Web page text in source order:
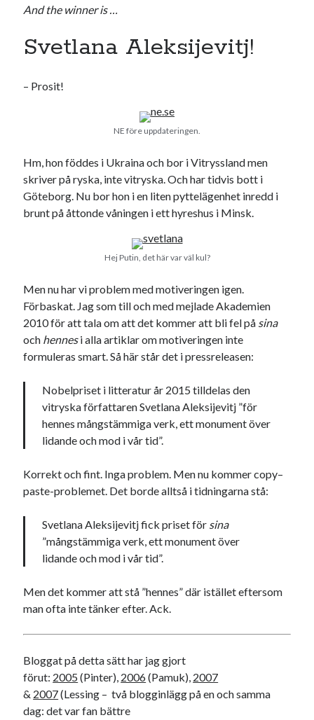
Dessa har något helt annat gemensamt
Fula biblioteksböcker
Bokstävlar & AI – mitt levebröd. Gå en kurs!
Godisbrödet från himlen
Köttfärslimpan på allas läppar
Länkskolan
Lotten som Sommarpratare (i fantasin alltså: grupp på FB)
Logga in
Flöde för inlägg
Flöde för kommentarer
WordPress.org
Pejpalla!
Swish: 070-8885542
And the winner is …
Svetlana Aleksijevitj!
– Prosit!
NE före uppdateringen.
Hm, hon föddes i Ukraina och bor i Vitryssland men
skriver på ryska, inte vitryska. Och har tidvis bott i
Göteborg. Nu bor hon i en liten pyttelägenhet inredd i
brunt på åttonde våningen i ett hyreshus i Minsk.
Hej Putin, det här var väl kul?
Men nu har vi problem med motiveringen igen.
Förbaskat. Jag som till och med mejlade Akademien
2010 för att tala om att det kommer att bli fel på sina
och hennesi alla artiklar om motiveringen inte
formuleras smart. Så här står det i pressreleasen:
Nobelpriset i litteratur år 2015 tilldelas den
vitryska författaren Svetlana Aleksijevitj ”för
hennes mångstämmiga verk, ett monument över
lidande och mod i vår tid”.
Korrekt och fint. Inga problem. Men nu kommer copy–
paste-problemet. Det borde alltså i tidningarna stå:
Svetlana Aleksijevitj fick priset för sina
”mångstämmiga verk, ett monument över
lidande och mod i vår tid”.
Men det kommer att stå ”hennes” där istället eftersom
man ofta inte tänker efter. Ack.
Bloggat på detta sätt har jag gjort
förut: 2005 (Pinter), 2006(Pamuk), 2007
& 2007(Lessing – två blogginlägg på en och samma
dag: det var fan bättre